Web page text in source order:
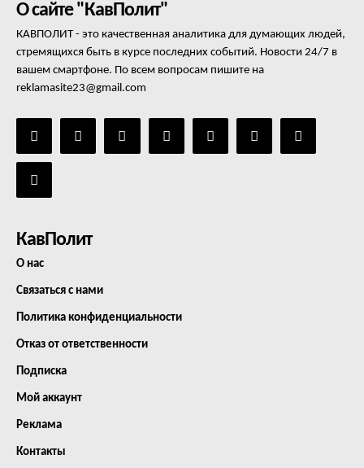
О сайте "КавПолит"
КАВПОЛИТ - это качественная аналитика для думающих людей,
стремящихся быть в курсе последних событий. Новости 24/7 в
вашем смартфоне. По всем вопросам пишите на
reklamasite23@gmail.com
КавПолит
О нас
Связаться с нами
Политика конфиденциальности
Отказ от ответственности
Подписка
Мой аккаунт
Реклама
Контакты